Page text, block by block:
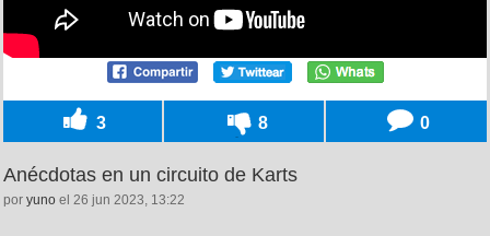
3 8 0
Anécdotas en un circuito de Karts
por yuno el 26 jun 2023, 13:22